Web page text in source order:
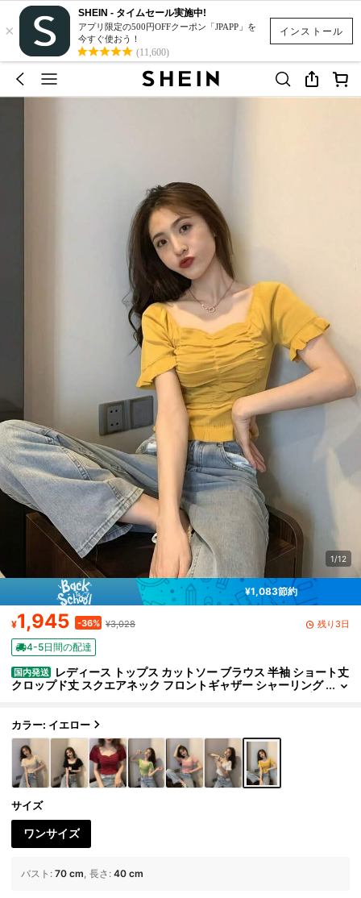
インストール
×
SHEIN - タイムセール実施中!
アプリ限定の500円OFFクーポン「JPAPP」を
今すぐ使おう！
(11,600)
1/12
¥1,083節約
¥1,945 -36% ¥3,028 残り3日
4-5日間の配達
国内発送
レディース トップス カットソー ブラウス 半袖 ショート丈
クロップド丈 スクエアネック フロントギャザー シャーリング
トレート 大人可愛い フェミニン セクシー カジュアル ガーリー フ
レンチガーリー デート お出かけ 女子会 デイリー 春 夏 春夏 通学 無
地 ブラック 黒
カラー: イエロー
サイズ
ワンサイズ
バスト : 70 cm 長さ : 40 cm